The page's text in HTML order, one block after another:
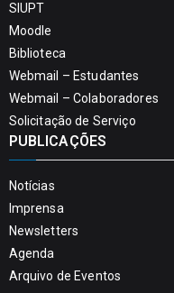
SIUPT
Moodle
Biblioteca
Webmail – Estudantes
Webmail – Colaboradores
Solicitação de Serviço
PUBLICAÇÕES
Notícias
Imprensa
Newsletters
Agenda
Arquivo de Eventos